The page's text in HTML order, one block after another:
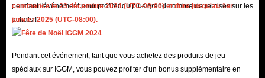
pendant l'événement pour profiter du plus grand nombre de remises sur les
achats !
commence le 23 décembre 2024 (UTC-08:00) et dure jusqu'au 1er
janvier 2025 (UTC-08:00).
Pendant cet événement, tant que vous achetez des produits de jeu
spéciaux sur IGGM, vous pouvez profiter d'un bonus supplémentaire en